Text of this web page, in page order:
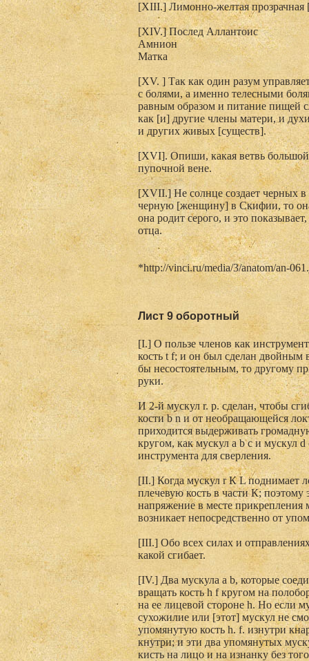
[XIII.] Лимонно-желтая прозрачная
[XIV.] Послед Аллантоис
Амнион
Матка
[XV. ] Так как один разум
с болями, а именно телесными
равным образом и питание пищей
как [и] другие члены матери, и
и других живых [существ].
[XVI]. Опиши, какая ветвь
пупочной вене.
[XVII.] Не солнце создает черных
черную [женщину] в Скифии, то
она родит серого, и это
отца.
*http://vinci.ru/media/3/anatom/an-
Лист 9 оборотный
[I.] О пользе членов как
кость t f; и он был сделан двойным
бы несостоятельным, то другому
руки.
И 2-й мускул r. р. сделан, чтобы
кости b n и от необращающейся
приходится выдерживать
кругом, как мускул а b с и мускул
инструмента для сверления.
[II.] Когда мускул r К L поднимает
плечевую кость в части К; поэтому
напряжение в месте прикрепления
возникает непосредственно от
[III.] Обо всех силах и
какой сгибает.
[IV.] Два мускула а b, которые
вращать кость h f кругом на
на ее лицевой стороне h. Но если
сухожилие или [этот] мускул не
упомянутую кость h. f. изнутри
кнутри; и эти два упомянутых
кисть на лицо и на изнанку без